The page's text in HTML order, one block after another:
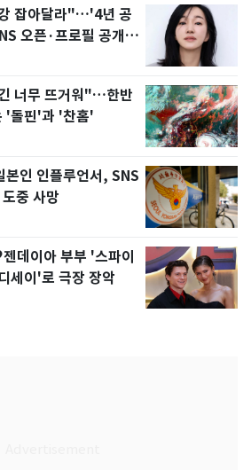
잡아달라"…'4년 공
오픈·프로필 공개
너무 뜨거워"…한반
'돌핀'과 '찬홈'
본인 인플루언서, SNS
중 사망
데이아 부부 '스파이
세이'로 극장 장악